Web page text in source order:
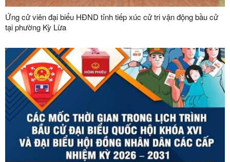
Ứng cử viên đại biểu HĐND tỉnh tiếp xúc cử tri vận động bầu cử
tại phường Kỳ Lừa